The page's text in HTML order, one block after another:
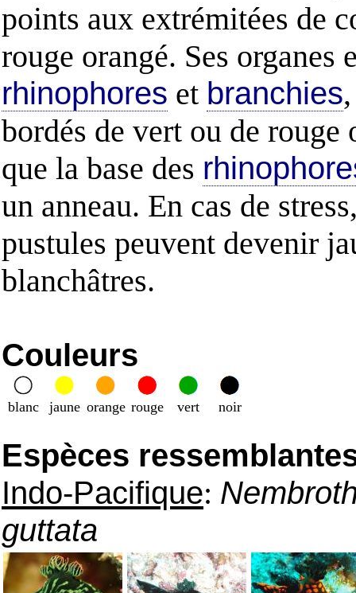
points aux extrémitées de
rouge orangé. Ses organes
rhinophores et branchies
bordés de vert ou de rouge
que la base des
un anneau. En cas de
pustules peuvent devenir
blanchâtres.
Couleurs
blanc jaune orange rouge vert noir
Espèces
Indo-Pacifique:
guttata